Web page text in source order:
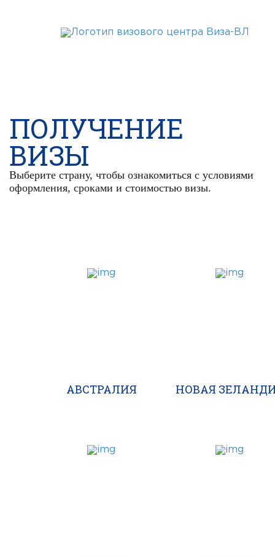
ПОЛУЧЕНИЕ
ВИЗЫ
Выберите страну, чтобы ознакомиться с условиями
оформления, сроками и стоимостью визы.
АВСТРАЛИЯ НОВАЯ